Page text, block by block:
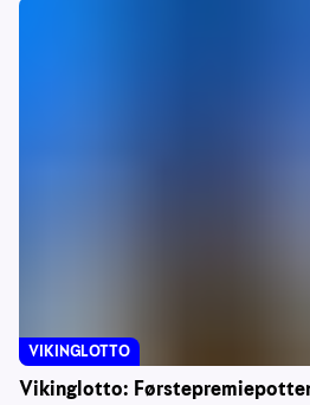
Vikinglotto:
VIKINGLOTTO